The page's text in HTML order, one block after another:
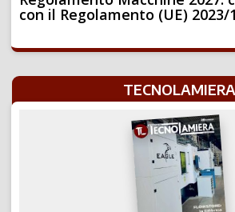
con il Regolamento (UE) 2023/
TECNOLAMIERA